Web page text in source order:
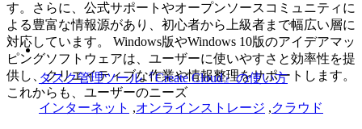
す。さらに、公式サポートやオープンソースコミュニティに
よる豊富な情報源があり、初心者から上級者まで幅広い層に
対応しています。 Windows版やWindows 10版のアイデアマッ
ピングソフトウェアは、ユーザーに使いやすさと効率性を提
供し、クリエイティブな作業や情報整理をサポートします。
これからも、ユーザーのニーズ
タスク管理ツール『Create Cloud』の使い方
インターネット ,オンラインストレージ ,クラウド